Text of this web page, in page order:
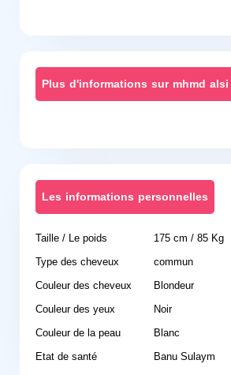
Plus d'informations sur mhmd alsi
Les informations personnelles
Taille / Le poids
175 cm / 85 Kg
Type des cheveux
commun
Couleur des cheveux
Blondeur
Couleur des yeux
Noir
Couleur de la peau
Blanc
Etat de santé
Banu Sulaym